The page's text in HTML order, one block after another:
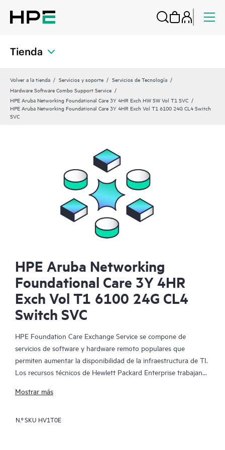
Tienda
Volver a la tienda Servicios y soporte
Servicios de Tecnología
Hardware Software Combo Support Service
HPE Aruba Networking Foundational Care 3Y 4HR Exch HW SW Vol T1 SVC
HPE Aruba Networking Foundational Care 3Y 4HR Exch Vol T1 6100 24G CL4 Switch
SVC
HPE Aruba Networking
Foundational Care 3Y 4HR
Exch Vol T1 6100 24G CL4
Switch SVC
HPE Foundation Care Exchange Service se compone de
servicios de software y hardware remoto populares que
permiten aumentar la disponibilidad de la infraestructura de TI.
Los recursos técnicos de Hewlett Packard Enterprise trabajan
software de tus productos de HPE.
La sustitución de hardware ofrece un servicio de intercambio
Mostrar más
N.º SKU HV1T0E